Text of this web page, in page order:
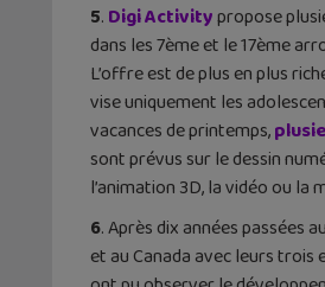
5. Digi Activitypropose
dans les 7ème et le 17ème
L’offre est de plus en plus
vise uniquement les
vacances de printemps,
sont prévus sur le dessin
l’animation 3D, la vidéo ou la
6. Après dix années passées
et au Canada avec leurs trois